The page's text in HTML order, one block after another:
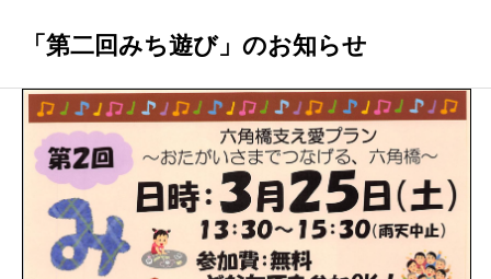
「第二回みち遊び」のお知らせ